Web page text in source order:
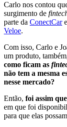
Carlo nos contou
surgimento de
parte da ConectCar
Veloe.
Com isso, Carlo e
um produto,
como ficam as
não tem a mesma
nesse mercado?
Então, foi assim
em que foi
para que elas